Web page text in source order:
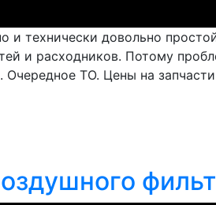
и технически довольно
и расходников. Потому
Очередное ТО. Цены на